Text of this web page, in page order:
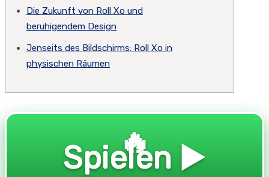
Die Zukunft von Roll Xo und
beruhigendem Design
Jenseits des Bildschirms: Roll Xo in
physischen Räumen
🔥
Spielen ▶️